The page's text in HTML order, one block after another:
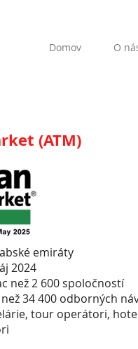
Domov O
(ATM)
emiráty
2024
než 2 600 spoločností
34 400 odborných
tour operátori,